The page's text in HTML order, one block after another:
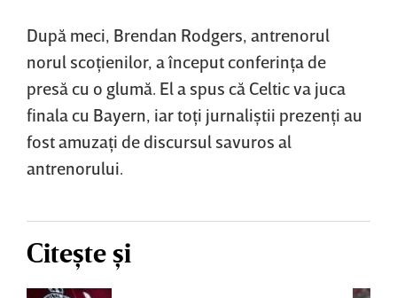
După meci, Brendan Rodgers, antrenorul
norul scoţienilor, a început conferinţa de
presă cu o glumă. El a spus că Celtic va juca
finala cu Bayern, iar toţi jurnaliştii prezenţi au
fost amuzaţi de discursul savuros al
antrenorului.
Citește și